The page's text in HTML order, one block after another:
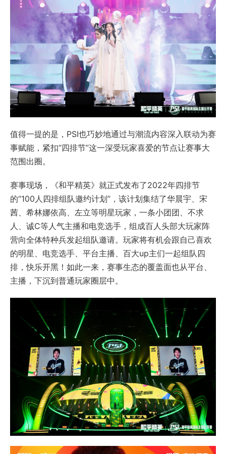
值得一提的是，PSI也巧妙地通过与潮流内容深入联动为赛
事赋能，紧扣“四排节”这一深受玩家喜爱的节点让赛事大
范围出圈。
赛事现场，《和平精英》就正式发布了2022年四排节
的“100人四排组队邀约计划”，该计划集结了华晨宇、宋
茜、希林娜依高、左立等明星玩家，一条小团团、不求
人、诚C等人气主播和电竞选手，组成百人头部大玩家阵
营向全体特种兵发起组队邀请。玩家将有机会跟自己喜欢
的明星、电竞选手、平台主播、百大up主们一起组队四
排，快乐开黑！如此一来，赛事生态的覆盖面也从平台、
主播，下沉到普通玩家圈层中。